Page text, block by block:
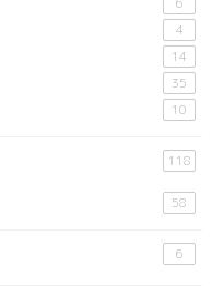
6
4
14
35
10
118
58
6